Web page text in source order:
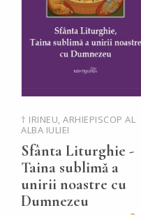
† IRINEU, ARHIEPISCOP AL
ALBA IULIEI
Sfânta Liturghie -
Taina sublimă a
unirii noastre cu
Dumnezeu